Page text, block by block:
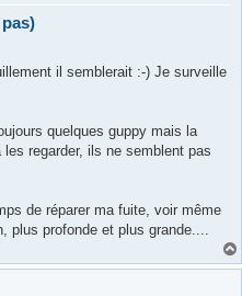
il semblerait :-) Je surveille
quelques guppy mais la
regarder, ils ne semblent pas
de réparer ma fuite, voir même
plus profonde et plus grande....